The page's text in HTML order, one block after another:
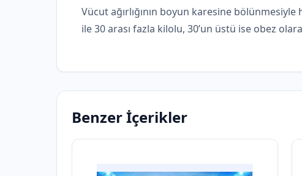
Vücut ağırlığının boyun karesine bölünmesiyle
ile 30 arası fazla kilolu, 30’un üstü ise obez
Benzer İçerikler